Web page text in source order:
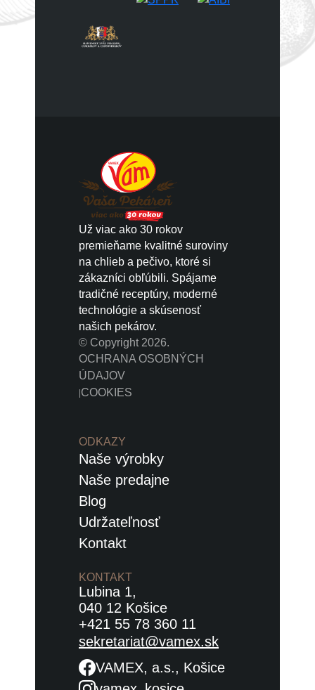
Už viac ako 30 rokov
premieňame kvalitné suroviny
na chlieb a pečivo, ktoré si
zákazníci obľúbili. Spájame
tradičné receptúry, moderné
technológie a skúsenosť
našich pekárov.
© Copyright 2026.
OCHRANA OSOBNÝCH
ÚDAJOV
COOKIES
ODKAZY
Naše výrobky
Naše predajne
Blog
Udržateľnosť
Kontakt
KONTAKT
Lubina 1,
040 12 Košice
+421 55 78 360 11
sekretariat@vamex.sk
VAMEX, a.s., Košice